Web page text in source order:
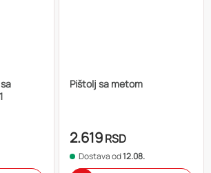
Pištolj sa metom
2.619RSD
Dostava od12.08.